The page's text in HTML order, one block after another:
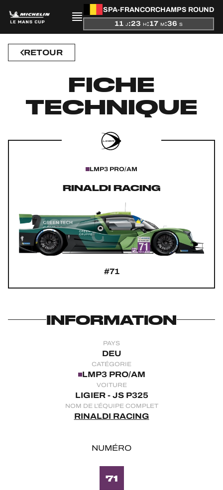
SPA-FRANCORCHAMPS ROUND
11 J:23 H:17 M:36 S
PRÉSENTATION
SAISON
JEU OFFICIEL
HOSPITALITÉS
24H LEMANS
RETOUR
FICHE
TECHNIQUE
LMP3 PRO/AM
RINALDI RACING
#71
INFORMATION
PAYS
DEU
CATÉGORIE
LMP3 PRO/AM
VOITURE
LIGIER - JS P325
NOM DE L’ÉQUIPE COMPLET
RINALDI RACING
NUMÉRO
71